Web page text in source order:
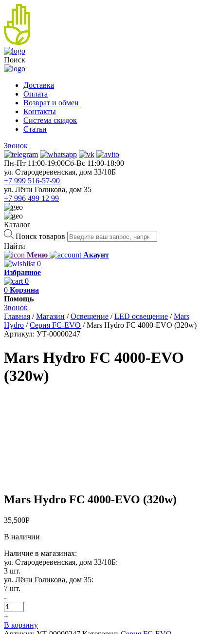
Поиск
Доставка
Оплата
Возврат и обмен
Контакты
Система скидок
Статьи
Звонок
Пн-Пт 11:00-19:00Cб-Вс 11:00-18:00
ул. Стародеревенская, дом 33/10Б
+7 999 516-57-90
ул. Лёни Голикова, дом 35
+7 996 499 12 99
Каталог
Поиск товаров
Найти
Меню
Акаунт
0
Избранное
0
0 Корзина
Помощь
Звонок
Главная /Магазин /Освещение /LED освещение /Mars
Hydro /Серия FC-EVO /Mars Hydro FC 4000-EVO (320w)
Артикул: УТ-00000247
Mars Hydro FC 4000-EVO
(320w)
Mars Hydro FC 4000-EVO (320w)
35,500Р
В наличии
Наличие в магазинах:
ул. Стародеревенская, дом 33/10Б:
3 шт.
ул. Лёни Голикова, дом 35:
7 шт.
-
+
В корзину